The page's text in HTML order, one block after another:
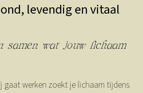
levendig en vitaal
samen wat jouw lichaam
gaat werken zoekt je lichaam tijdens